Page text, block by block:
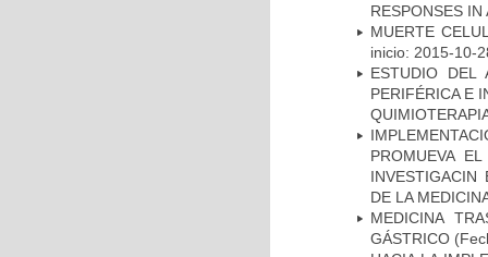
RESPONSES IN
MUERTE
inicio: 2015-10-
ESTUDIO DEL
PERIFÉRICA E
PROMUEVA
INVESTIGACIN
DE LA
MEDICINA
GÁSTRICO